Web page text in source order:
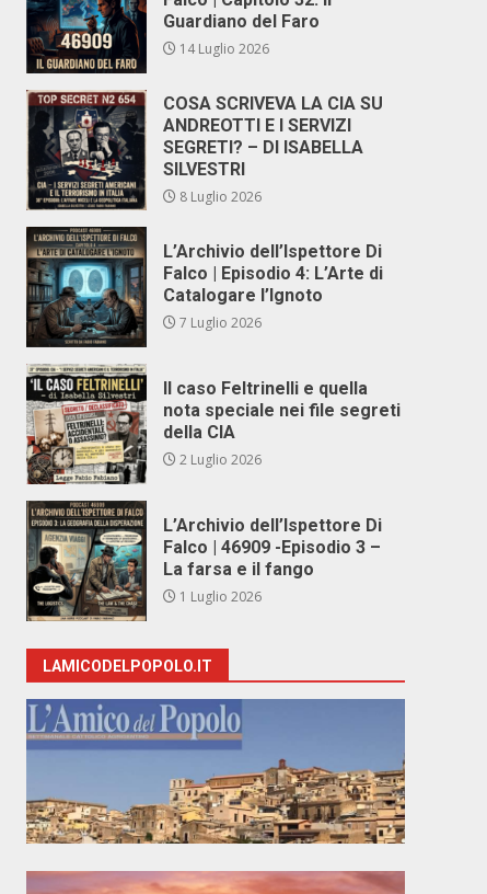
Guardiano del Faro
14 Luglio 2026
COSA SCRIVEVA LA CIA SU
ANDREOTTI E I SERVIZI
SEGRETI? – DI ISABELLA
SILVESTRI
8 Luglio 2026
L’Archivio dell’Ispettore Di
Falco | Episodio 4: L’Arte di
Catalogare l’Ignoto
7 Luglio 2026
Il caso Feltrinelli e quella
nota speciale nei file segreti
della CIA
2 Luglio 2026
L’Archivio dell’Ispettore Di
Falco | 46909 -Episodio 3 –
La farsa e il fango
1 Luglio 2026
LAMICODELPOPOLO.IT